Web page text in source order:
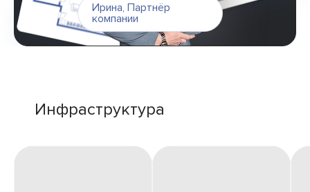
Ирина, Партнёр
компании
Инфраструктура